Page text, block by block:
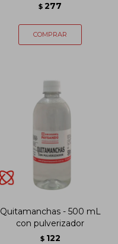
$ 277
Quitamanchas - 500 mL
con pulverizador
$ 122